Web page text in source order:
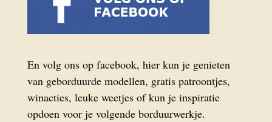
En volg ons op facebook, hier kun je genieten
van geborduurde modellen, gratis patroontjes,
winacties, leuke weetjes of kun je inspiratie
opdoen voor je volgende borduurwerkje.